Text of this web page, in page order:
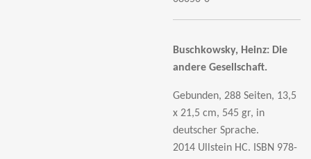
Buschkowsky, Heinz: Die
andere Gesellschaft.
Gebunden, 288 Seiten, 13,5
x 21,5 cm, 545 gr, in
deutscher Sprache.
2014 Ullstein HC. ISBN 978-